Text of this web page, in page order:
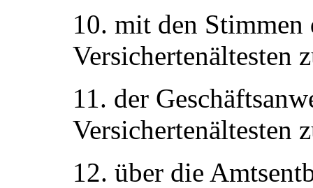
10. mit den Stimmen
Versichertenältesten
11. der
Versichertenältesten
12. über die